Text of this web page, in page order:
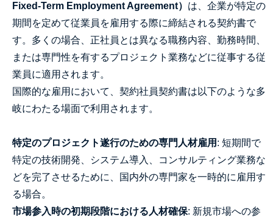
Fixed-Term Employment Agreement） は、企業が特定の
期間を定めて従業員を雇用する際に締結される契約書で
す。多くの場合、正社員とは異なる職務内容、勤務時間、
または専門性を有するプロジェクト業務などに従事する従
業員に適用されます。
国際的な雇用において、契約社員契約書は以下のような多
岐にわたる場面で利用されます。
特定のプロジェクト遂行のための専門人材雇用 : 短期間で
特定の技術開発、システム導入、コンサルティング業務な
どを完了させるために、国内外の専門家を一時的に雇用す
る場合。
市場参入時の初期段階における人材確保: 新規市場への参